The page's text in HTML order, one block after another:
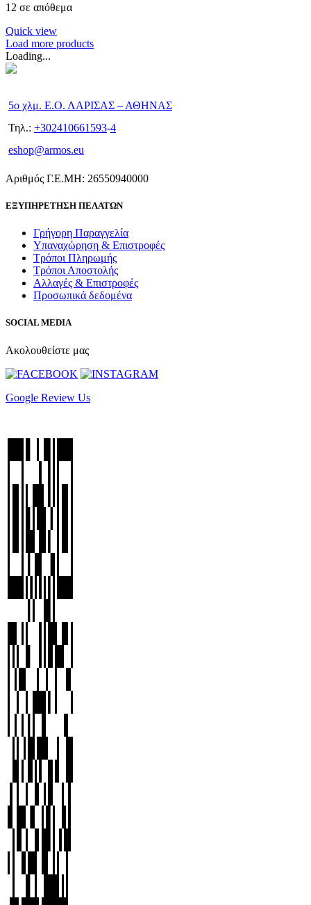
12 σε απόθεμα
Quick view
Load more products
Loading...
5ο χλμ. Ε.Ο. ΛΑΡΙΣΑΣ – ΑΘΗΝΑΣ
Τηλ.: +302410661593-4
eshop@armos.eu
Αριθμός Γ.Ε.ΜΗ: 26550940000
ΕΞΥΠΗΡΕΤΗΣΗ ΠΕΛΑΤΩΝ
Γρήγορη Παραγγελία
Υπαναχώρηση & Επιστροφές
Τρόποι Πληρωμής
Τρόποι Αποστολής
Αλλαγές & Επιστροφές
Προσωπικά δεδομένα
SOCIAL MEDIA
Ακολουθείστε μας
Google Review Us